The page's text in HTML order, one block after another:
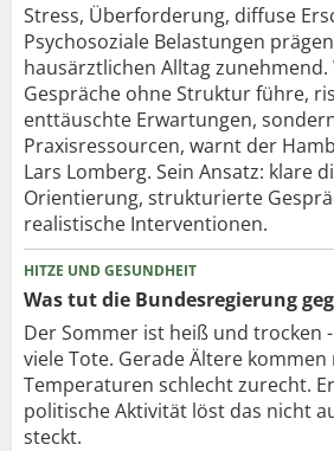
Stress, Überforderung, diffuse
Psychosoziale Belastungen
hausärztlichen Alltag zunehmend.
Gespräche ohne Struktur führe,
enttäuschte Erwartungen,
Praxisressourcen, warnt der
Lars Lomberg. Sein Ansatz: klare
Orientierung, strukturierte
realistische Interventionen.
HITZE UND GESUNDHEIT
Was tut die Bundesregierung
Der Sommer ist heiß und trocken
viele Tote. Gerade Ältere
Temperaturen schlecht zurecht.
politische Aktivität löst das nicht
steckt.